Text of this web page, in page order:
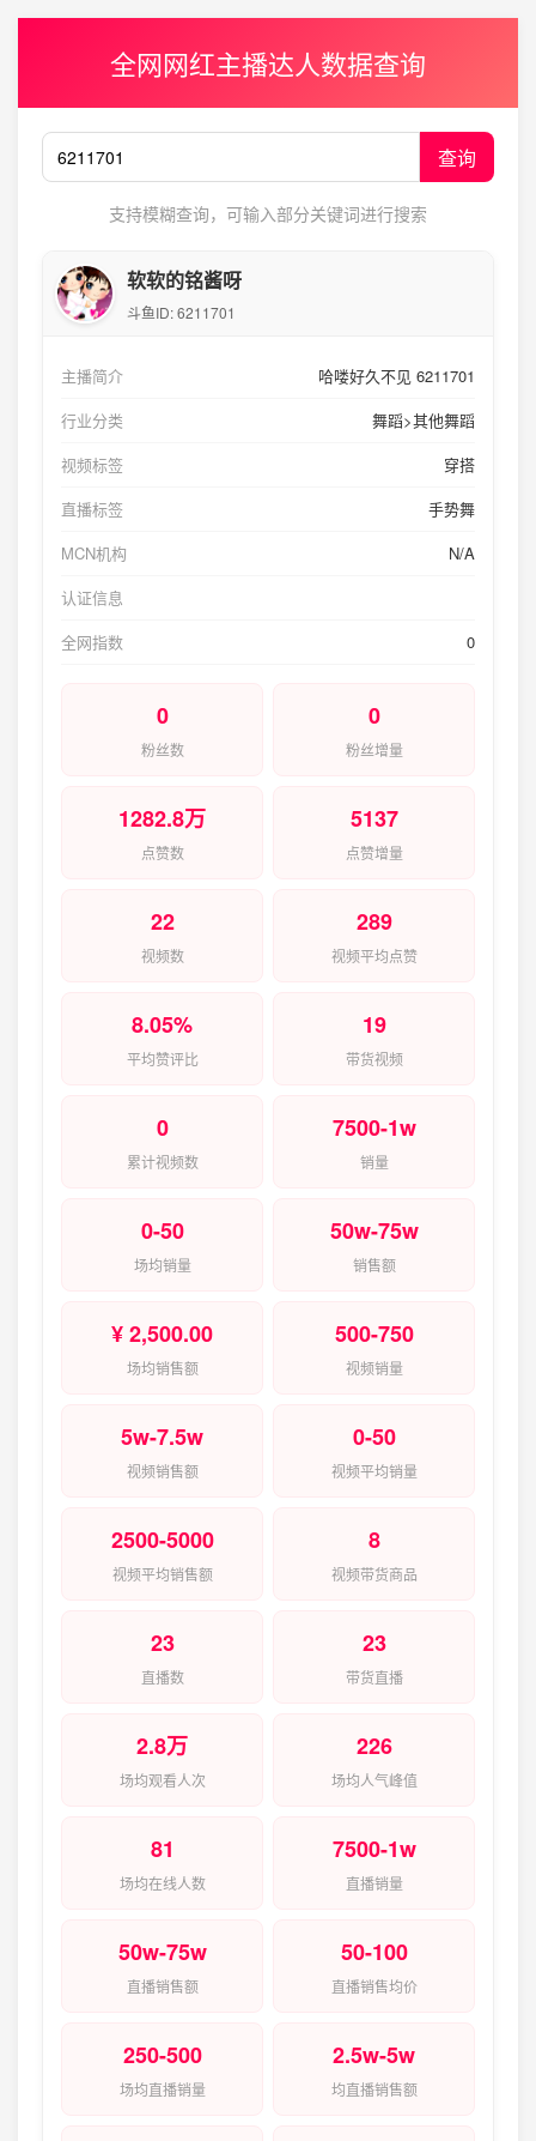
全网网红主播达人数据查询
查询
支持模糊查询，可输入部分关键词进行搜索
软软的铭酱呀
斗鱼ID:6211701
主播简介
哈喽好久不见 6211701
行业分类
舞蹈>其他舞蹈
视频标签
穿搭
直播标签
手势舞
MCN机构
N/A
认证信息
全网指数
0
0
粉丝数
0
粉丝增量
1282.8万
点赞数
5137
点赞增量
22
视频数
289
视频平均点赞
8.05%
平均赞评比
19
带货视频
0
累计视频数
7500-1w
销量
0-50
场均销量
50w-75w
销售额
¥ 2,500.00
场均销售额
500-750
视频销量
5w-7.5w
视频销售额
0-50
视频平均销量
2500-5000
视频平均销售额
8
视频带货商品
23
直播数
23
带货直播
2.8万
场均观看人次
226
场均人气峰值
81
场均在线人数
7500-1w
直播销量
50w-75w
直播销售额
50-100
直播销售均价
250-500
场均直播销量
2.5w-5w
均直播销售额